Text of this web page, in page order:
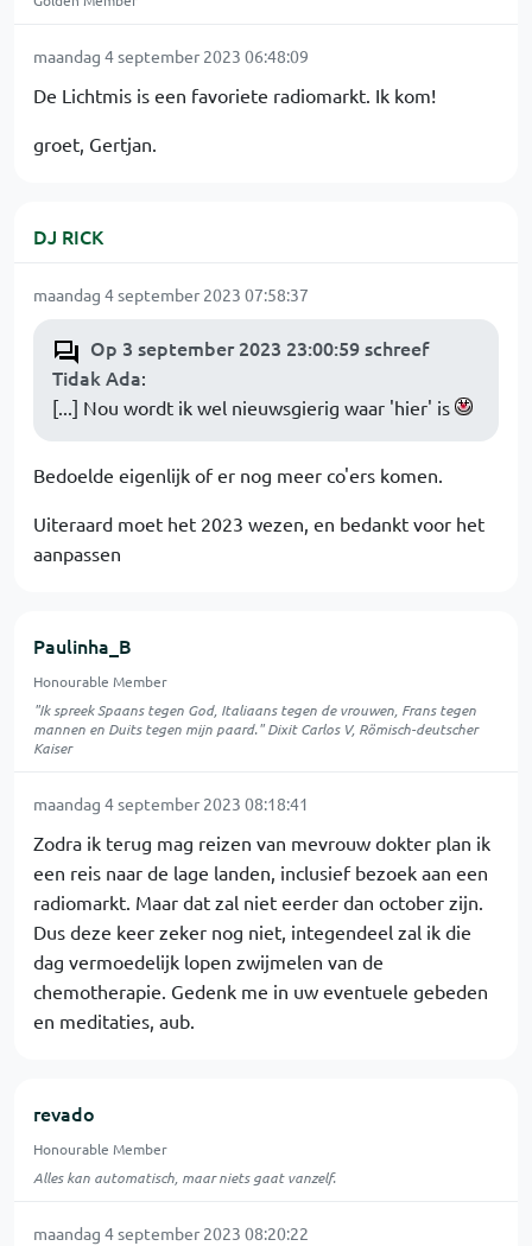
maandag 4 september 2023 06:48:09
De Lichtmis is een favoriete radiomarkt. Ik kom!
groet, Gertjan.
DJ RICK
maandag 4 september 2023 07:58:37
Op 3 september 2023 23:00:59 schreef
Tidak Ada:
[...] Nou wordt ik wel nieuwsgierig waar 'hier' is
Bedoelde eigenlijk of er nog meer co'ers komen.
Uiteraard moet het 2023 wezen, en bedankt voor het
aanpassen
Paulinha_B
Honourable Member
"Ik spreek Spaans tegen God, Italiaans tegen de vrouwen, Frans tegen
mannen en Duits tegen mijn paard." Dixit Carlos V, Römisch-deutscher
Kaiser
maandag 4 september 2023 08:18:41
Zodra ik terug mag reizen van mevrouw dokter plan ik
een reis naar de lage landen, inclusief bezoek aan een
radiomarkt. Maar dat zal niet eerder dan october zijn.
Dus deze keer zeker nog niet, integendeel zal ik die
dag vermoedelijk lopen zwijmelen van de
chemotherapie. Gedenk me in uw eventuele gebeden
en meditaties, aub.
revado
Honourable Member
Alles kan automatisch, maar niets gaat vanzelf.
maandag 4 september 2023 08:20:22